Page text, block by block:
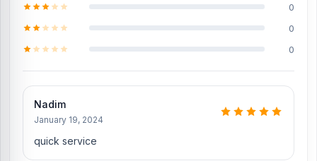
0
0
0
Nadim
January 19, 2024
quick service